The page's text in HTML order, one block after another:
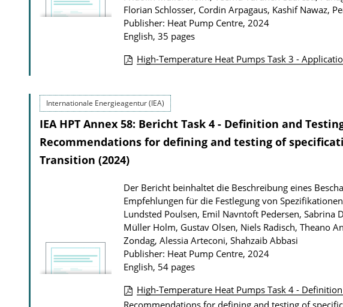
o
n
D
o
l
o
a
d
Florian Schlosser, Cordin Arpagaus, Kashif Nawaz,
Publisher: Heat Pump Centre, 2024
English, 35 pages
b
l
i
c
t
i
o
n
D
w
High-Temperature Heat Pumps Task 3 -
Internationale Energieagentur (IEA)
IEA HPT Annex 58: Bericht Task 4 - Definition and
Recommendations for defining and testing of
Transition (2024)
Der Bericht beinhaltet die Beschreibung eines
Empfehlungen für die Festlegung von
Lundsted Poulsen, Emil Navntoft Pedersen,
Müller Holm, Gustav Olsen, Niels Radisch, Theano
Zondag, Alessia Arteconi, Shahzaib Abbasi
Publisher: Heat Pump Centre, 2024
English, 54 pages
P
High-Temperature Heat Pumps Task 4 -
Recommendations for defining and testing of